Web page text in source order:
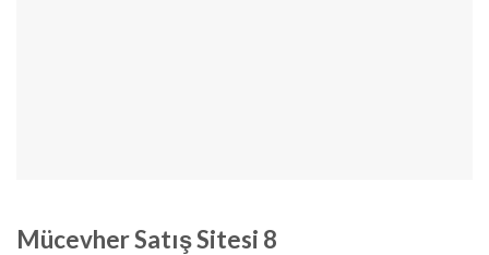
Mücevher Satış Sitesi 8